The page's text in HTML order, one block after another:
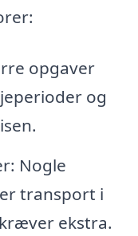
opgaver
og
Nogle
transport i
ekstra.